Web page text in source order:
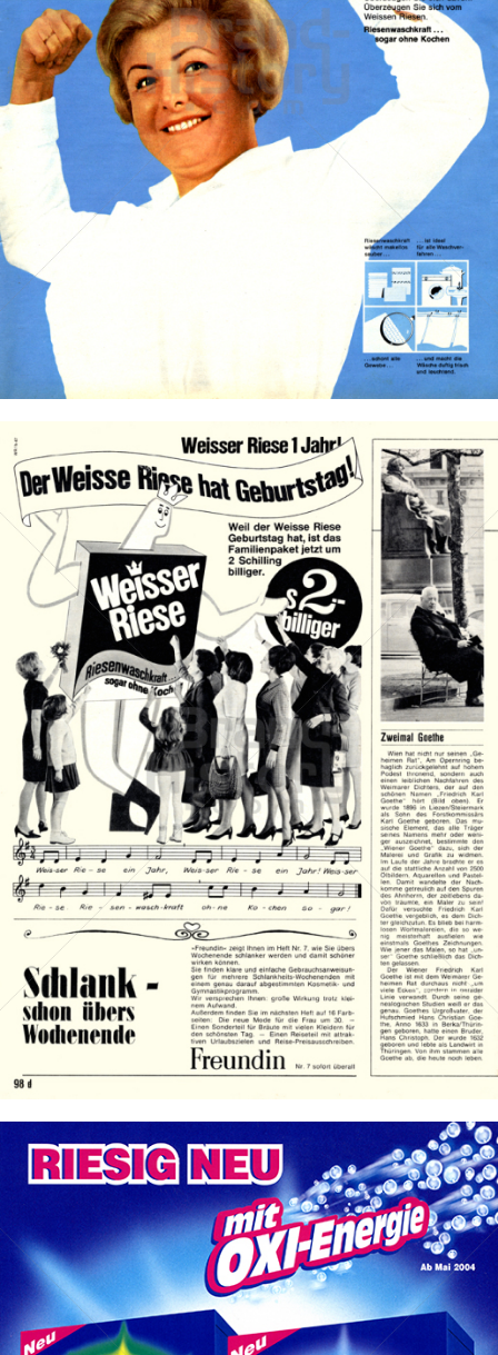
Weisser Riese
Henkel Central Eastern Europe GmbH
1967
Bild-ID: 13159
Weisser Riese
Henkel Central Eastern Europe GmbH
1967
Bild-ID: 12999